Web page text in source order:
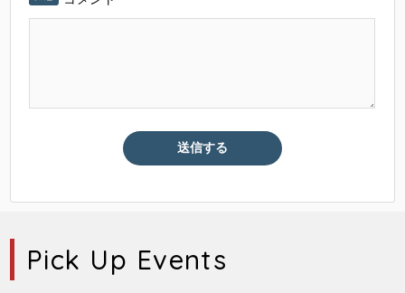
Pick Up Events